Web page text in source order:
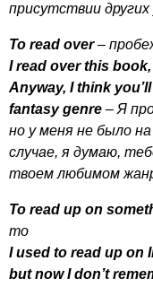
присутствии других
To read over–
I read over this book,
Anyway, I think you’ll
fantasy genre – Я
но у меня не было
случае, я думаю,
твоем любимом
To read up on
то
I used to read up on
but now I don’t